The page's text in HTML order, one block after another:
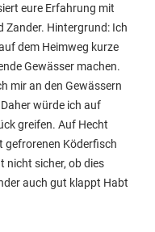
eure Erfahrung mit
Zander. Hintergrund: Ich
dem Heimweg kurze
Gewässer machen.
mir an den Gewässern
würde ich auf
greifen. Auf Hecht
gefrorenen Köderfisch
nicht sicher, ob dies
auch gut klappt Habt